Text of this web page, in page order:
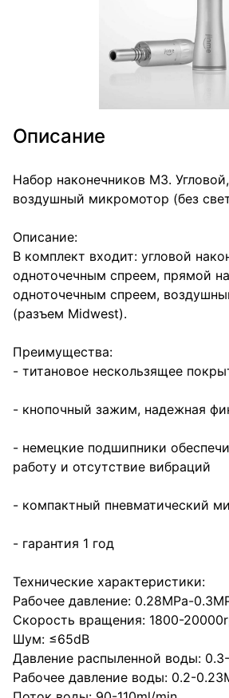
Описание
Набор наконечников М3.
воздушный микромотор (без
Описание:
В комплект входит: угловой
одноточечным спреем, прямой
одноточечным спреем,
(разъем Midwest).
Преимущества:
- титановое нескользящее
- кнопочный зажим, надежная
- немецкие подшипники
работу и отсутствие вибраций
- компактный пневматический
- гарантия 1 год
Технические характеристики:
Рабочее давление: 0.28MPa-
Скорость вращения: 1800-
Шум: ≤65dB
Давление распыленной воды:
Рабочее давление воды: 0.2-